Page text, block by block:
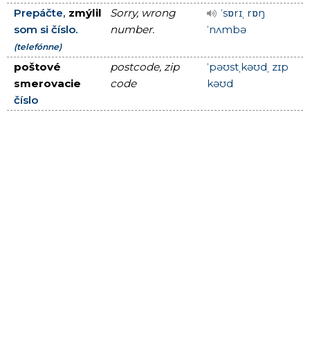
Prepáčte, zmýlil
som si číslo.
(telefónne)
Sorry, wrong
number.
ˈsɒrɪˌ rɒŋ
ˈnʌmbə
poštové
smerovacie
číslo
postcode, zip
code
ˈpəʊstˌkəʊdˌ zɪp
kəʊd